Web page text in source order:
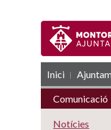
Inici
Comunicació
Notícies